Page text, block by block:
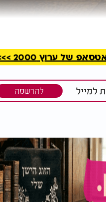
ערוץ 2000 >>>
למייל להרשמה